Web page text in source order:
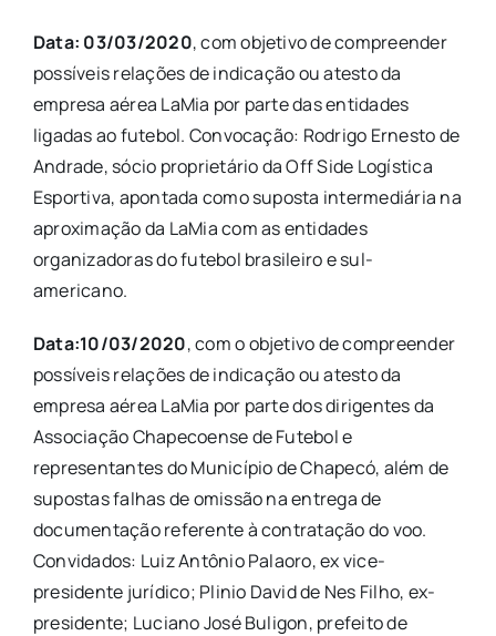
Data: 03/03/2020, com objetivo de compreender
possíveis relações de indicação ou atesto da
empresa aérea LaMia por parte das entidades
ligadas ao futebol. Convocação: Rodrigo Ernesto de
Andrade, sócio proprietário da Off Side Logística
Esportiva, apontada como suposta intermediária na
aproximação da LaMia com as entidades
organizadoras do futebol brasileiro e sul-
americano.
Data:10/03/2020, com o objetivo de compreender
possíveis relações de indicação ou atesto da
empresa aérea LaMia por parte dos dirigentes da
Associação Chapecoense de Futebol e
representantes do Município de Chapecó, além de
supostas falhas de omissão na entrega de
documentação referente à contratação do voo.
Convidados: Luiz Antônio Palaoro, ex vice-
presidente jurídico; Plinio David de Nes Filho, ex-
presidente; Luciano José Buligon, prefeito de